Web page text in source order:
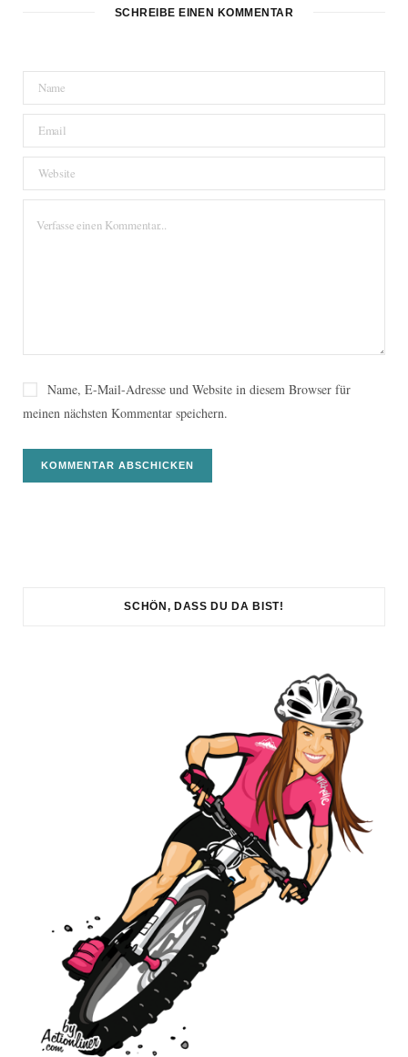
SCHREIBE EINEN KOMMENTAR
Name, E-Mail-Adresse und Website in diesem Browser für
meinen nächsten Kommentar speichern.
SCHÖN, DASS DU DA BIST!